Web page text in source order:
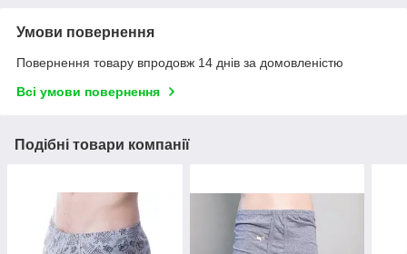
Умови повернення
Повернення товару впродовж 14 днів за домовленістю
Всі умови повернення
Подібні товари компанії